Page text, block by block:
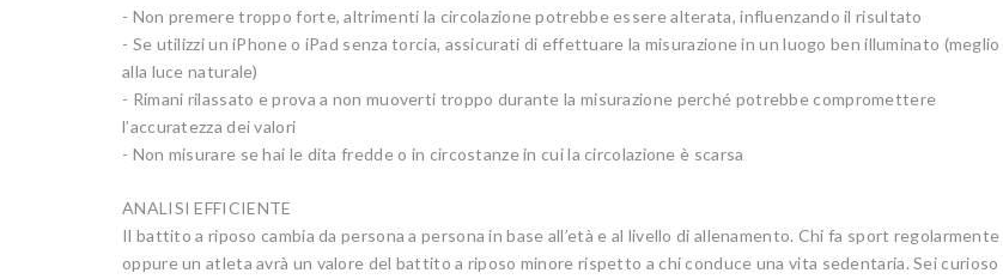
- Non premere troppo forte, altrimenti la circolazione potrebbe essere alterata, influenzando il risultato
- Se utilizzi un iPhone o iPad senza torcia, assicurati di effettuare la misurazione in un luogo ben illuminato (meglio
alla luce naturale)
- Rimani rilassato e prova a non muoverti troppo durante la misurazione perché potrebbe compromettere
l’accuratezza dei valori
- Non misurare se hai le dita fredde o in circostanze in cui la circolazione è scarsa
ANALISI EFFICIENTE
Il battito a riposo cambia da persona a persona in base all’età e al livello di allenamento. Chi fa sport regolarmente
oppure un atleta avrà un valore del battito a riposo minore rispetto a chi conduce una vita sedentaria. Sei curioso